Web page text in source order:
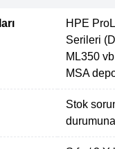
HPE
Serileri
ML350
MSA
Stok